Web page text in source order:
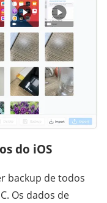
do iOS
backup de todos
Os dados de